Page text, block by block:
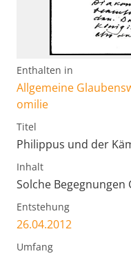
Enthalten in
Allgemeine
omilie
Titel
Philippus und der
Inhalt
Solche Begegnungen
Entstehung
26.04.2012
Umfang